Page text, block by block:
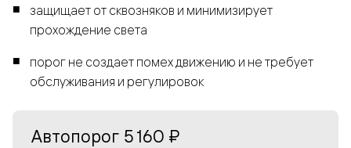
защищает от сквозняков и минимизирует
прохождение света
порог не создает помех движению и не требует
обслуживания и регулировок
Автопорог 5 160 ₽